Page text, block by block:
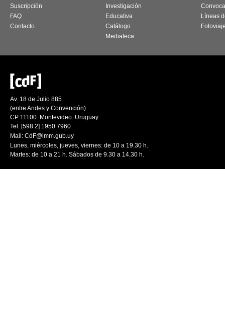
Suscripción
FAQ
Contacto
Investigación
Educativa
Catálogo
Mediateca
Líneas
Av. 18 de Julio 885
(entre Andes y Convención)
CP 11100. Montevideo. Uruguay
Tel: [598 2] 1950 7960
Mail: CdF@imm.gub.uy
Lunes, miércoles, jueves, viernes: de 10 a 19.30 h.
Martes: de 10 a 21 h. Sábados de 9.30 a 14.30 h.